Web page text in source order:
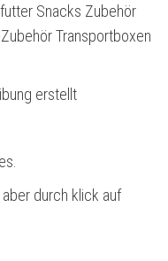
Snacks Zubehör
Transportboxen
erstellt
durch klick auf